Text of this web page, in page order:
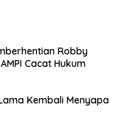
Robby
Cacat Hukum
Kembali Menyapa